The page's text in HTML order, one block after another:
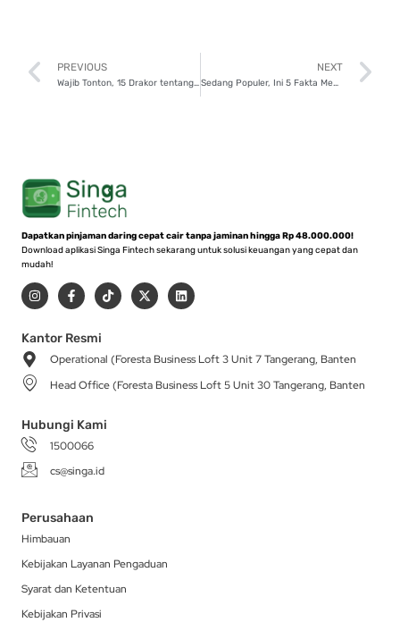
Prev
PREVIOUS
Wajib Tonton, 15 Drakor tentang Orang Kaya Berpura-pura Miskin
NEXT
Sedang Populer, Ini 5 Fakta Menarik Drakor Weak Hero Class 2!
Dapatkan pinjaman daring cepat cair tanpa jaminan hingga Rp 48.000.000!
Download aplikasi Singa Fintech sekarang untuk solusi keuangan yang cepat dan
mudah!
I
n
s
a
g
r
a
m
F
a
c
b
o
-
T
i
k
X
-
t
t
r
L
i
n
i
Kantor Resmi
Operational (Foresta Business Loft 3 Unit 7 Tangerang, Banten
Head Office (Foresta Business Loft 5 Unit 30 Tangerang, Banten
Hubungi Kami
1500066
cs@singa.id
Perusahaan
Himbauan
Kebijakan Layanan Pengaduan
Syarat dan Ketentuan
Kebijakan Privasi